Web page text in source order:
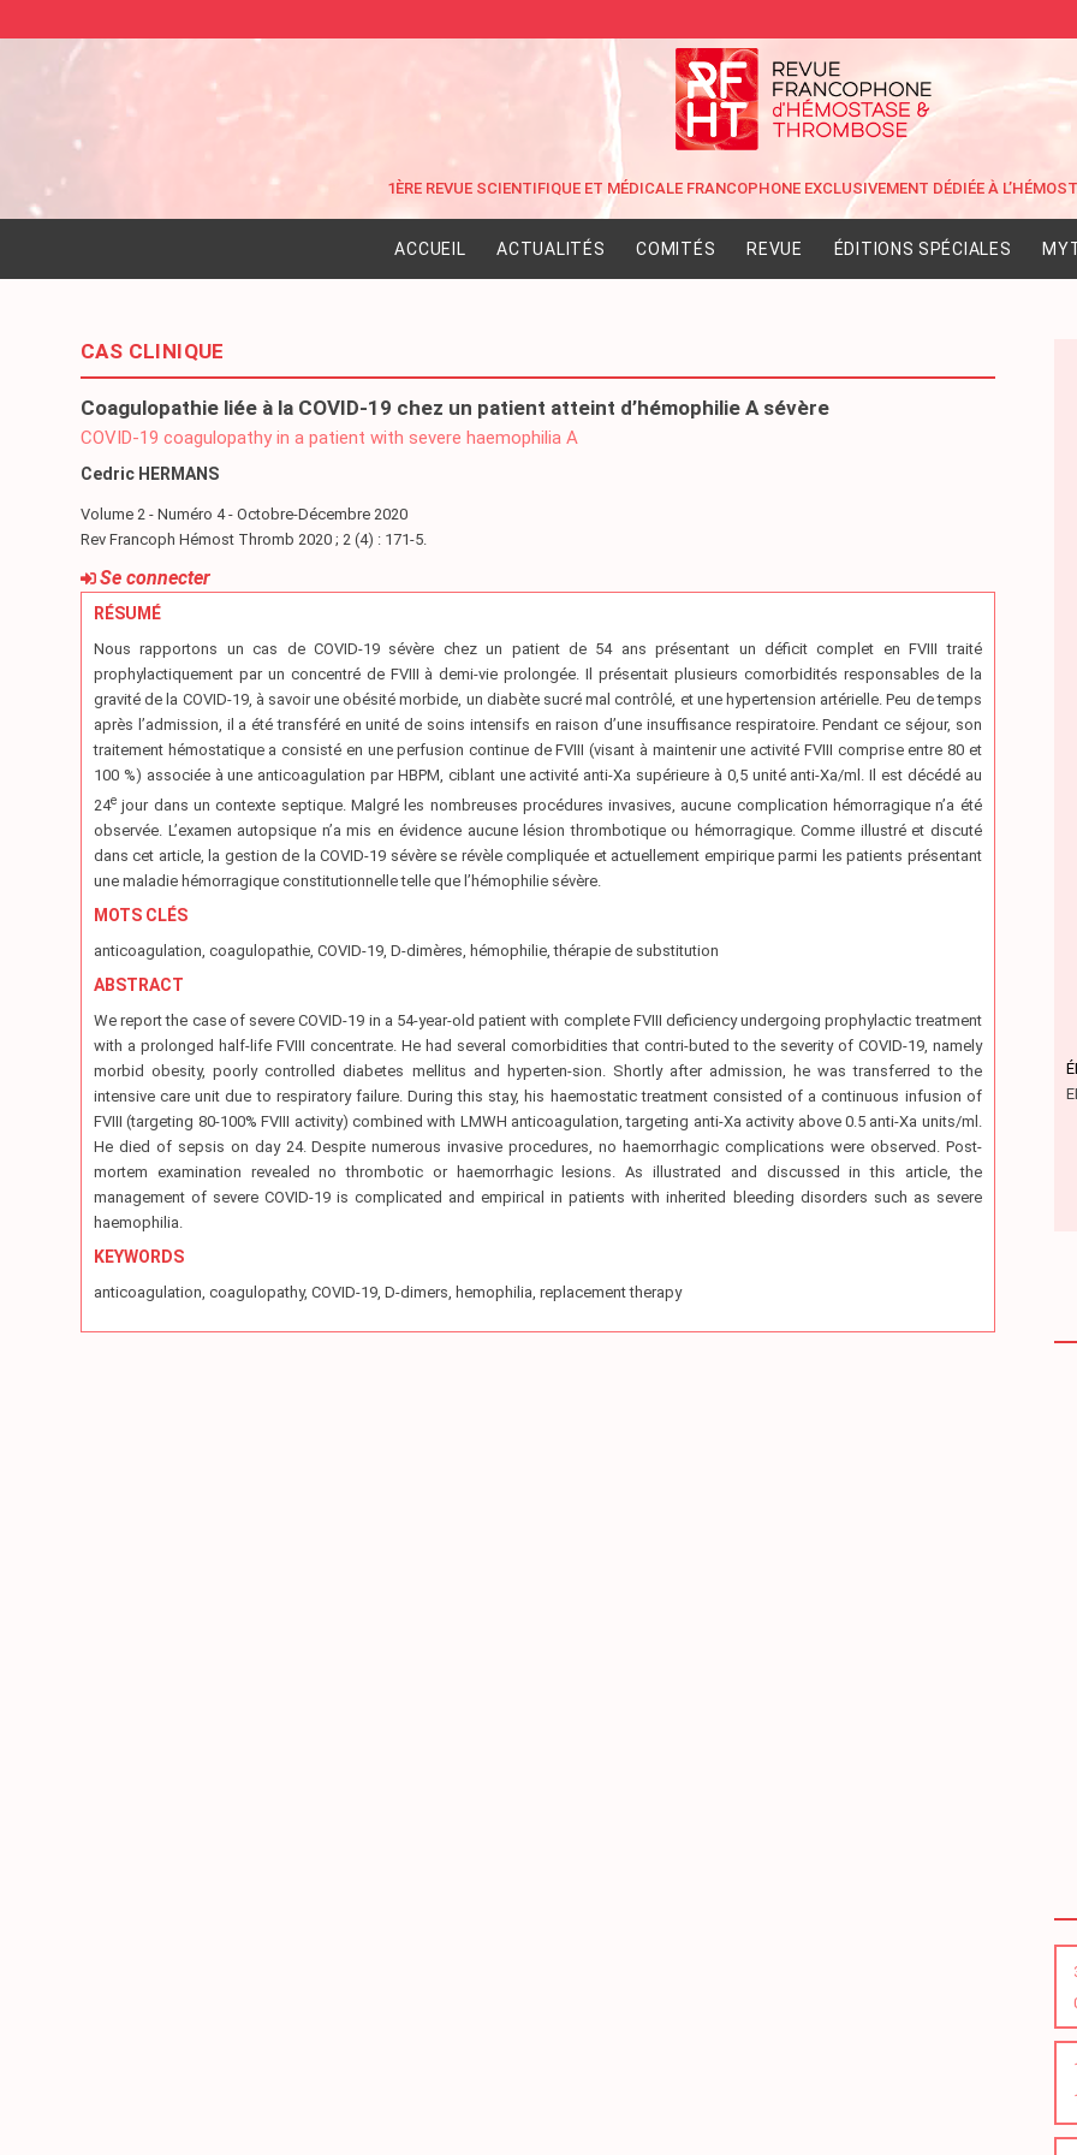
ACCUEIL ACTUALITÉS COMITÉS REVUE ÉDITIONS SPÉCIALES
CAS CLINIQUE
Coagulopathie liée à la COVID-19 chez un patient atteint d’hémophilie A sévère
COVID-19 coagulopathy in a patient with severe haemophilia A
Cedric HERMANS
Volume 2 - Numéro 4 - Octobre-Décembre 2020
Rev Francoph Hémost Thromb 2020 ; 2 (4) : 171-5.
Se connecter
RÉSUMÉ
Nous rapportons un cas de COVID-19 sévère chez un patient de 54 ans présentant un déficit complet en FVIII traité
prophylactiquement par un concentré de FVIII à demi-vie prolongée. Il présentait plusieurs comorbidités responsables de la
gravité de la COVID-19, à savoir une obésité morbide, un diabète sucré mal contrôlé, et une hypertension artérielle. Peu de temps
après l’admission, il a été transféré en unité de soins intensifs en raison d’une insuffisance respiratoire. Pendant ce séjour, son
traitement hémostatique a consisté en une perfusion continue de FVIII (visant à maintenir une activité FVIII comprise entre 80 et
100 %) associée à une anticoagulation par HBPM, ciblant une activité anti-Xa supérieure à 0,5 unité anti-Xa/ml. Il est décédé au
24ejour dans un contexte septique. Malgré les nombreuses procédures invasives, aucune complication hémorragique n’a été
observée. L’examen autopsique n’a mis en évidence aucune lésion thrombotique ou hémorragique. Comme illustré et discuté
dans cet article, la gestion de la COVID-19 sévère se révèle compliquée et actuellement empirique parmi les patients présentant
une maladie hémorragique constitutionnelle telle que l’hémophilie sévère.
MOTS CLÉS
anticoagulation, coagulopathie, COVID-19, D-dimères, hémophilie, thérapie de substitution
ABSTRACT
We report the case of severe COVID-19 in a 54-year-old patient with complete FVIII deficiency undergoing prophylactic treatment
with a prolonged half-life FVIII concentrate. He had several comorbidities that contri-buted to the severity of COVID-19, namely
morbid obesity, poorly controlled diabetes mellitus and hyperten-sion. Shortly after admission, he was transferred to the
intensive care unit due to respiratory failure. During this stay, his haemostatic treatment consisted of a continuous infusion of
FVIII (targeting 80-100% FVIII activity) combined with LMWH anticoagulation, targeting anti-Xa activity above 0.5 anti-Xa units/ml.
He died of sepsis on day 24. Despite numerous invasive procedures, no haemorrhagic complications were observed. Post-
mortem examination revealed no thrombotic or haemorrhagic lesions. As illustrated and discussed in this article, the
management of severe COVID-19 is complicated and empirical in patients with inherited bleeding disorders such as severe
haemophilia.
KEYWORDS
anticoagulation, coagulopathy, COVID-19, D-dimers, hemophilia, replacement therapy